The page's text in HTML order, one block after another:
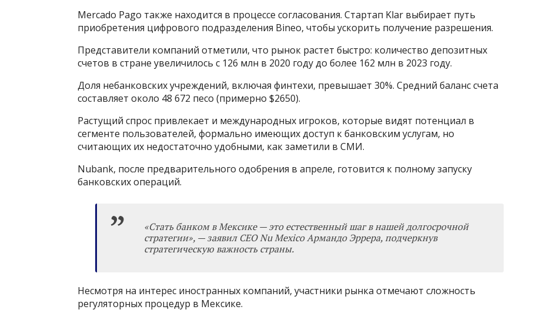
Mercado Pago также находится в процессе согласования. Стартап Klar выбирает путь
приобретения цифрового подразделения Bineo, чтобы ускорить получение разрешения.
Представители компаний отметили, что рынок растет быстро: количество депозитных
счетов в стране увеличилось с 126 млн в 2020 году до более 162 млн в 2023 году.
Доля небанковских учреждений, включая финтехи, превышает 30%. Средний баланс счета
составляет около 48 672 песо (примерно $2650).
Растущий спрос привлекает и международных игроков, которые видят потенциал в
сегменте пользователей, формально имеющих доступ к банковским услугам, но
считающих их недостаточно удобными, как заметили в СМИ.
Nubank, после предварительного одобрения в апреле, готовится к полному запуску
банковских операций.
«Стать банком в Мексике—это естественный шаг в нашей долгосрочной
стратегии», — заявил CEO Nu Mexico Армандо Эррера, подчеркнув
стратегическую важность страны.
Несмотря на интерес иностранных компаний, участники рынка отмечают сложность
регуляторных процедур в Мексике.